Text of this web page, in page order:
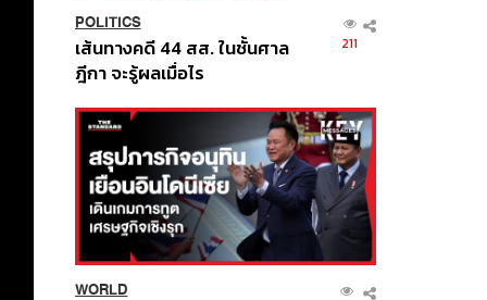
POLITICS
เส้นทางคดี 44 สส. ในชั้นศาล
ฎีกา จะรู้ผลเมื่อไร
211
WORLD